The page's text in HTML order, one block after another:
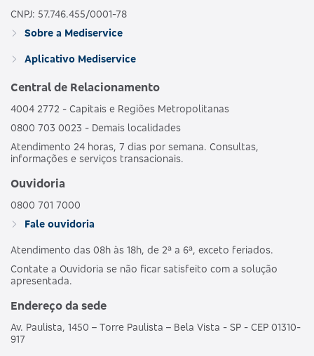
CNPJ: 57.746.455/0001-78
Sobre a Mediservice
Aplicativo Mediservice
Central de Relacionamento
4004 2772 - Capitais e Regiões Metropolitanas
0800 703 0023 - Demais localidades
Atendimento 24 horas, 7 dias por semana. Consultas,
informações e serviços transacionais.
Ouvidoria
0800 701 7000
Fale ouvidoria
Atendimento das 08h às 18h, de 2ª a 6ª, exceto feriados.
Contate a Ouvidoria se não ficar satisfeito com a solução
apresentada.
Endereço da sede
Av. Paulista, 1450 – Torre Paulista – Bela Vista - SP - CEP 01310-
917